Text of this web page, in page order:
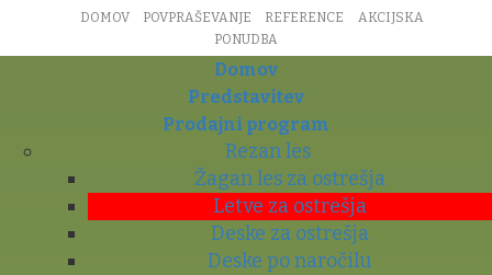
DOMOV POVPRAŠEVANJE REFERENCE
AKCIJSKA
PONUDBA
Domov
Predstavitev
Prodajni program
Rezan les
Žagan les za ostrešja
Letve za ostrešja
Deske za ostrešja
Deske po naročilu